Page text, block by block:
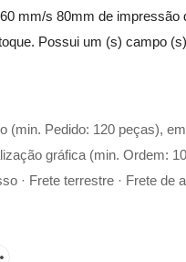
mm/s 80mm de
Possui um (s) campo
(min. Pedido: 120 peças),
gráfica (min. Ordem:
· Frete terrestre · Frete de